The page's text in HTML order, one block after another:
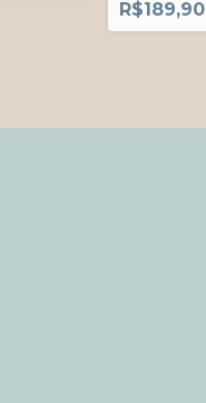
R$189,90